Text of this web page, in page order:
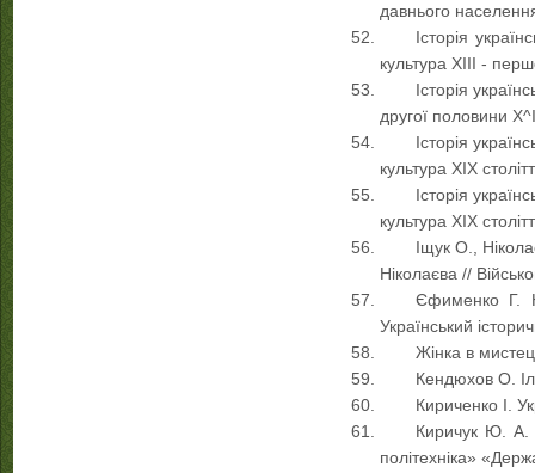
давнього
Історія
культура ХІІІ -
Історія
другої половини
Історія
культура ХІХ
Історія
культура ХІХ
Іщук О.,
Ніколаєва //
Єфименко Г.
Український
Жінка в
Кендюхов О.
Кириченко І.
Киричук Ю. А.
політехніка»